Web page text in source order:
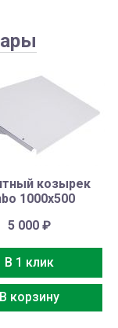
козырек
1000х500
5 000₽
В 1 клик
В корзину